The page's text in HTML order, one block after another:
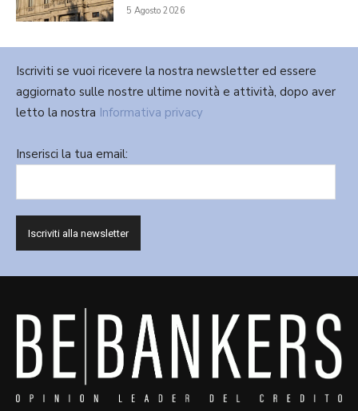
5 Agosto 2026
Iscriviti se vuoi ricevere la nostra newsletter ed essere
aggiornato sulle nostre ultime novità e attività, dopo aver
letto la nostra Informativa privacy
Inserisci la tua email: